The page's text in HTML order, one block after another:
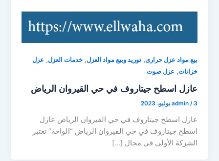
بيع مواد عزل حرارى,توريد وبيع مواد العزل,خدمات العزل, عزل
خزانات, عزل صوت
عازل اسطح جيتاروف في حي القيروان الرياض
admin /3 يوليو، 2023
عازل اسطح جيتاروف في حي القيروان الرياض عازل
اسطح جيتاروف في حي القيروان الرياض “الواحة” تعتبر
الشركة الأولى في مجال […]